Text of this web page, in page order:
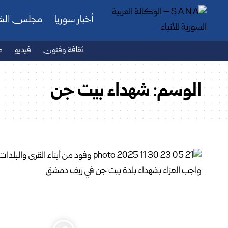
أخبار سوريا مجلس
ثقافة وفنون فيديو
الوسم:شهداء بيت جن